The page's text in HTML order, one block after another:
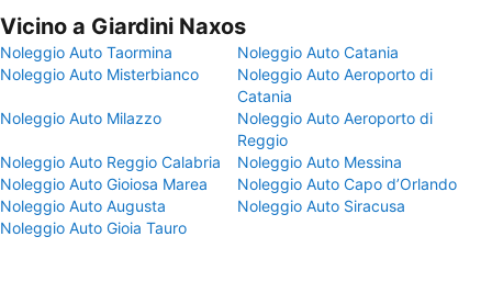
Vicino a Giardini Naxos
Noleggio Auto Taormina
Noleggio Auto Catania
Noleggio Auto Misterbianco
Noleggio Auto Aeroporto di
Catania
Noleggio Auto Milazzo
Noleggio Auto Aeroporto di
Reggio
Noleggio Auto Reggio Calabria
Noleggio Auto Messina
Noleggio Auto Gioiosa Marea
Noleggio Auto Capo dʼOrlando
Noleggio Auto Augusta
Noleggio Auto Siracusa
Noleggio Auto Gioia Tauro